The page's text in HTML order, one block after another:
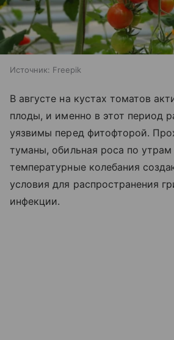
Источник: Freepik
В августе на кустах томатов
плоды, и именно в этот период
уязвимы перед фитофторой.
туманы, обильная роса по утрам
температурные колебания
условия для распространения
инфекции.